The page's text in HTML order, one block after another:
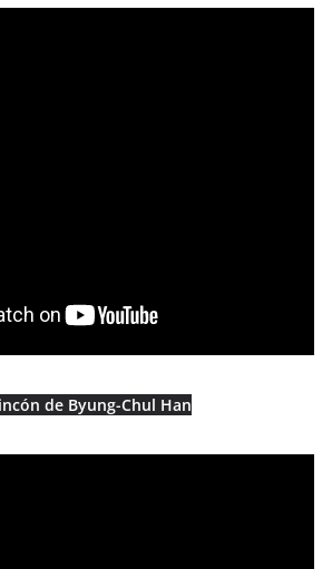
de Byung-Chul Han